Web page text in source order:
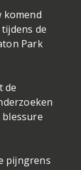
komend
de
Park
de
blessure
pijngrens